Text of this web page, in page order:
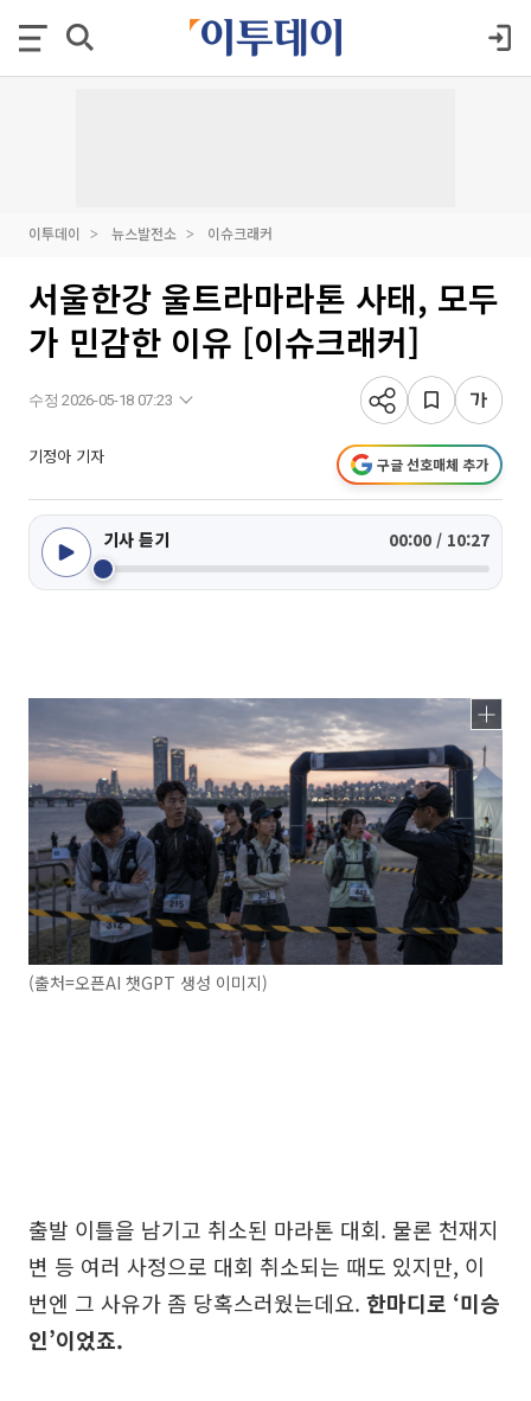
이투데이 뉴스발전소 이슈크래커
서울한강 울트라마라톤 사태, 모두
가 민감한 이유 [이슈크래커]
수정 2026-05-18 07:23
기정아 기자 구글 선호매체 추가
기사 듣기 00:00 / 10:27
(출처=오픈AI 챗GPT 생성 이미지)
출발 이틀을 남기고 취소된 마라톤 대회. 물론 천재지
변 등 여러 사정으로 대회 취소되는 때도 있지만, 이
번엔 그 사유가 좀 당혹스러웠는데요. 한마디로 ‘미승
인’이었죠.